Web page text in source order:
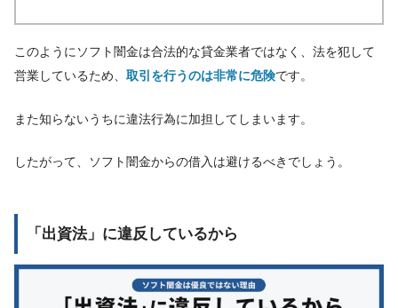
このようにソフト闇金は合法的な貸金業者ではなく、法を犯して
営業しているため、 取引を行うのは非常に危険です。
また知らないうちに違法行為に加担してしまいます。
したがって、ソフト闇金からの借入は避けるべきでしょう。
「出資法」に違反しているから